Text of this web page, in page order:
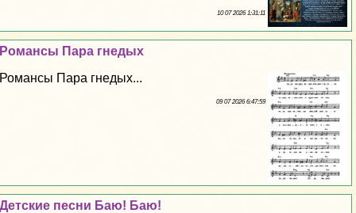
10 07 2026 1:31:11
Романсы Пара гнедых
Романсы Пара гнедых...
09 07 2026 6:47:59
Детские песни Баю! Баю!